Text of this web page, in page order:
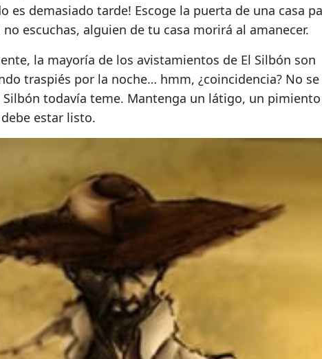
es demasiado tarde! Escoge la puerta de una casa
escuchas, alguien de tu casa morirá al amanecer.
la mayoría de los avistamientos de El Silbón son
traspiés por la noche… hmm, ¿coincidencia? No se
Silbón todavía teme. Mantenga un látigo, un pimiento
estar listo.